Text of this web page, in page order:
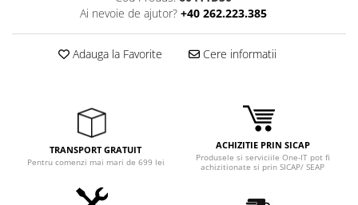
Card Reader
Casti
Ai nevoie de ajutor? +40 262.223.385
Adauga la Favorite Cere informatii
TRANSPORT GRATUIT
Pentru comenzi mai mari de 699 lei
ACHIZITIE PRIN SICAP
Produsele si serviciile One-IT pot fi
achizitionate si prin SICAP/ SEAP